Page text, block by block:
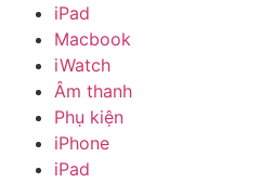
iPad
Macbook
iWatch
Âm thanh
Phụ kiện
iPhone
iPad